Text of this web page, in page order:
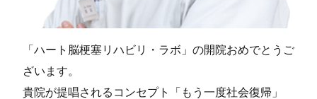
「ハート脳梗塞リハビリ・ラボ」の開院おめでとうご
ざいます。
貴院が提唱されるコンセプト「もう一度社会復帰」